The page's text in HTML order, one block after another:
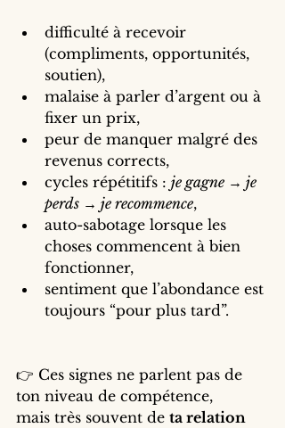
difficulté à recevoir
(compliments, opportunités,
soutien),
malaise à parler d’argent ou à
fixer un prix,
peur de manquer malgré des
revenus corrects,
cycles répétitifs : je gagne → je
perds → je recommence,
auto-sabotage lorsque les
choses commencent à bien
fonctionner,
sentiment que l’abondance est
toujours “pour plus tard”.
👉 Ces signes ne parlent pas de
ton niveau de compétence,
mais très souvent de ta relation